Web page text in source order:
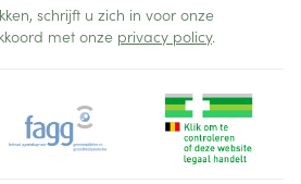
schrijft u zich in voor onze
met onze privacy policy.